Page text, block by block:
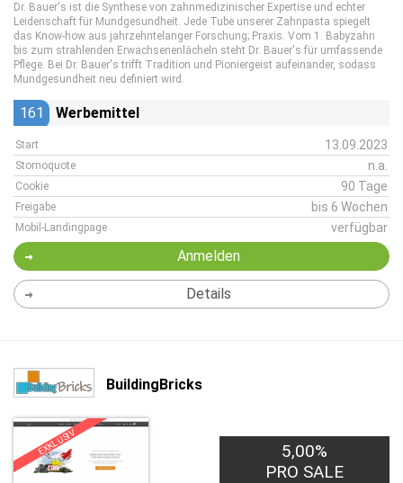
Dr. Bauer's ist die Synthese von zahnmedizinischer Expertise und echter
Leidenschaft für Mundgesundheit. Jede Tube unserer Zahnpasta spiegelt
das Know-how aus jahrzehntelanger Forschung; Praxis. Vom 1. Babyzahn
bis zum strahlenden Erwachsenenlächeln steht Dr. Bauer's für umfassende
Pflege. Bei Dr. Bauer's trifft Tradition und Pioniergeist aufeinander, sodass
Mundgesundheit neu definiert wird.
161 Werbemittel
Start 13.09.2023
Stornoquote n.a.
Cookie 90 Tage
Freigabe bis 6 Wochen
Mobil-Landingpage verfügbar
Anmelden
Details
BuildingBricks
EXKLUSIV
5,00%
PRO SALE